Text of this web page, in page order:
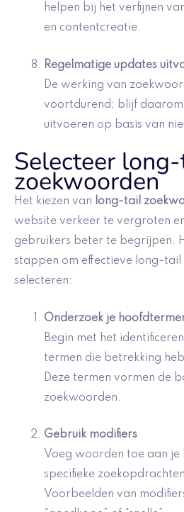
helpen bij het verfijnen
en contentcreatie.
Regelmatige updates
De werking van
voortdurend; blijf
uitvoeren op basis van
Selecteer
zoekwoorden
Het kiezen van long-tail
website verkeer te vergroten
gebruikers beter te begrijpen.
stappen om effectieve long-
selecteren:
Onderzoek je
Begin met het
termen die betrekking
Deze termen vormen de
zoekwoorden.
Gebruik modifiers
Voeg woorden toe aan
specifieke
Voorbeelden van